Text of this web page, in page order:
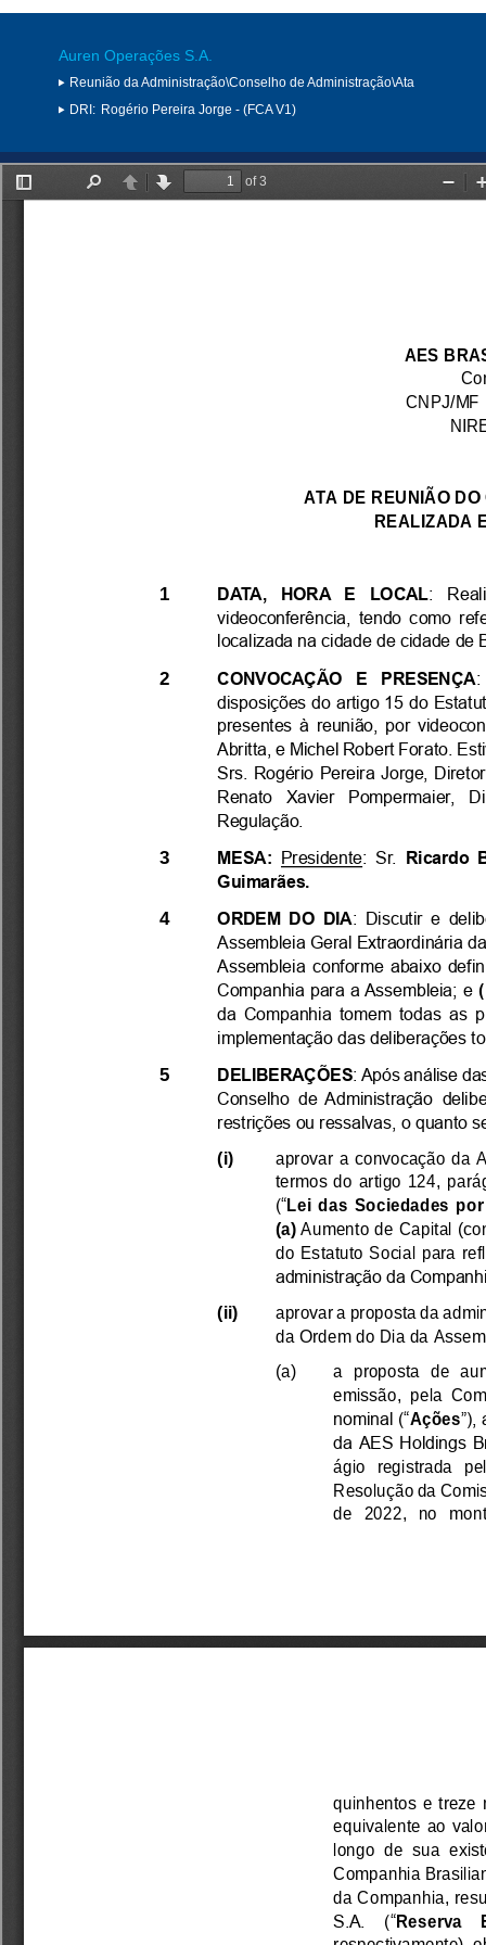
Auren Operações S.A.
Reunião da Administração\Conselho de Administração\Ata
DRI: Rogério Pereira Jorge - (FCA V1)